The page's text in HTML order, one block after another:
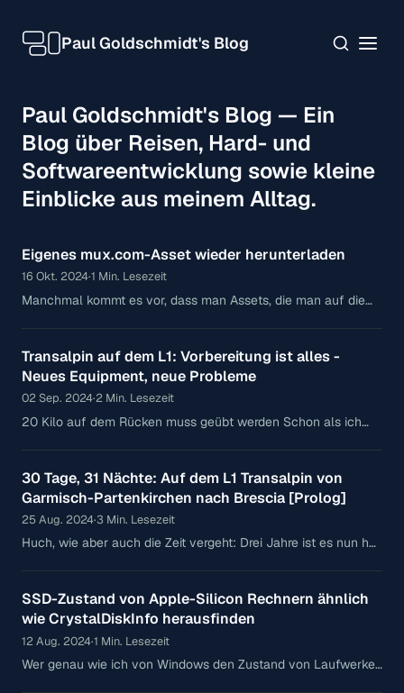
Paul Goldschmidt's Blog
Paul Goldschmidt's Blog — Ein
Blog über Reisen, Hard- und
Softwareentwicklung sowie kleine
Einblicke aus meinem Alltag.
Eigenes mux.com-Asset wieder herunterladen
16 Okt. 2024·1 Min. Lesezeit
Manchmal kommt es vor, dass man Assets, die man auf die
Transalpin auf dem L1: Vorbereitung ist alles -
Neues Equipment, neue Probleme
02 Sep. 2024·2 Min. Lesezeit
20 Kilo auf dem Rücken muss geübt werden Schon als ich
30 Tage, 31 Nächte: Auf dem L1 Transalpin von
Garmisch-Partenkirchen nach Brescia [Prolog]
25 Aug. 2024·3 Min. Lesezeit
Huch, wie aber auch die Zeit vergeht: Drei Jahre ist es nun her,
SSD-Zustand von Apple-Silicon Rechnern ähnlich
wie CrystalDiskInfo herausfinden
12 Aug. 2024·1 Min. Lesezeit
Wer genau wie ich von Windows den Zustand von Laufwerken